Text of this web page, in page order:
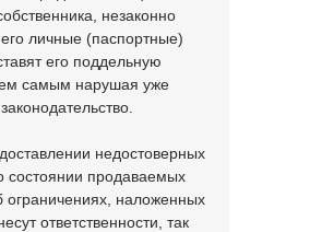
незаконно
его личные (паспортные)
его поддельную
самым нарушая уже
недостоверных
состоянии продаваемых
наложенных
ответственности, так